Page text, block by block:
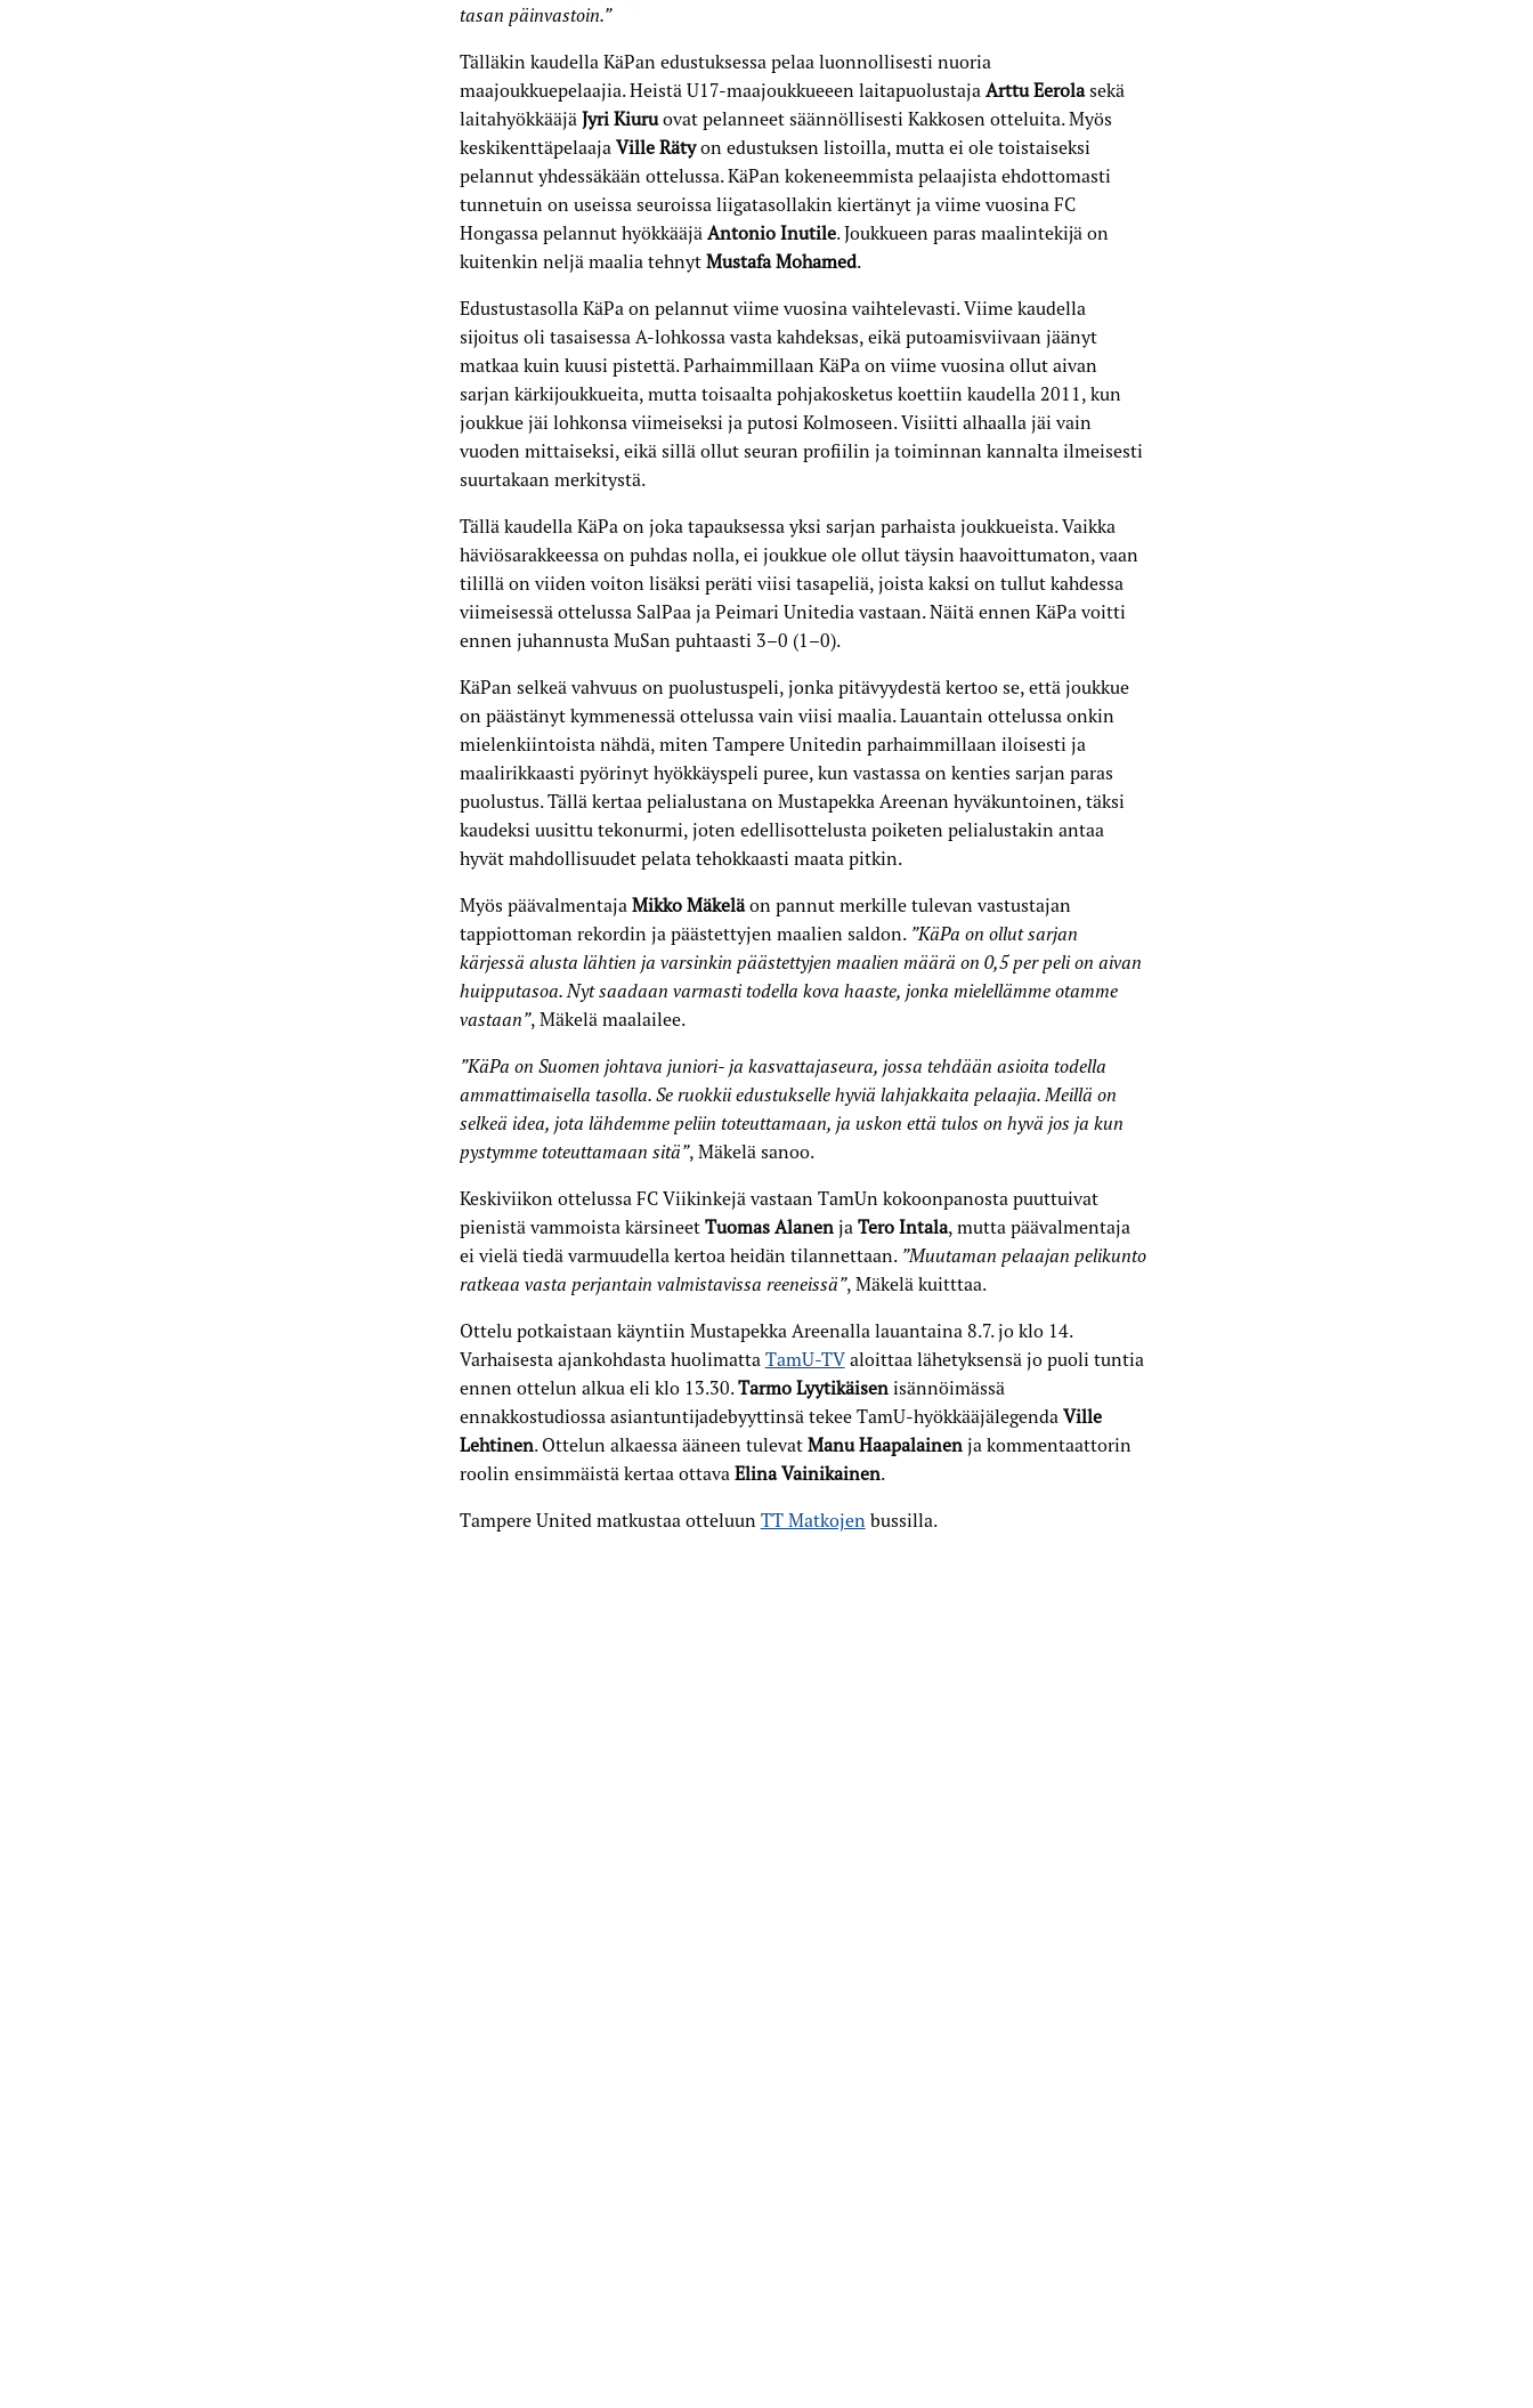
tasan päinvastoin.”
Tälläkin kaudella KäPan edustuksessa pelaa luonnollisesti nuoria
maajoukkuepelaajia. Heistä U17-maajoukkueeen laitapuolustaja Arttu Eerolasekä
laitahyökkääjä Jyri Kiuruovat pelanneet säännöllisesti Kakkosen otteluita. Myös
keskikenttäpelaaja Ville Rätyon edustuksen listoilla, mutta ei ole toistaiseksi
pelannut yhdessäkään ottelussa. KäPan kokeneemmista pelaajista ehdottomasti
tunnetuin on useissa seuroissa liigatasollakin kiertänyt ja viime vuosina FC
Hongassa pelannut hyökkääjä Antonio Inutile. Joukkueen paras maalintekijä on
kuitenkin neljä maalia tehnyt Mustafa Mohamed.
Edustustasolla KäPa on pelannut viime vuosina vaihtelevasti. Viime kaudella
sijoitus oli tasaisessa A-lohkossa vasta kahdeksas, eikä putoamisviivaan jäänyt
matkaa kuin kuusi pistettä. Parhaimmillaan KäPa on viime vuosina ollut aivan
sarjan kärkijoukkueita, mutta toisaalta pohjakosketus koettiin kaudella 2011, kun
joukkue jäi lohkonsa viimeiseksi ja putosi Kolmoseen. Visiitti alhaalla jäi vain
vuoden mittaiseksi, eikä sillä ollut seuran profiilin ja toiminnan kannalta ilmeisesti
suurtakaan merkitystä.
Tällä kaudella KäPa on joka tapauksessa yksi sarjan parhaista joukkueista. Vaikka
häviösarakkeessa on puhdas nolla, ei joukkue ole ollut täysin haavoittumaton, vaan
tilillä on viiden voiton lisäksi peräti viisi tasapeliä, joista kaksi on tullut kahdessa
viimeisessä ottelussa SalPaa ja Peimari Unitedia vastaan. Näitä ennen KäPa voitti
ennen juhannusta MuSan puhtaasti 3–0 (1–0).
KäPan selkeä vahvuus on puolustuspeli, jonka pitävyydestä kertoo se, että joukkue
on päästänyt kymmenessä ottelussa vain viisi maalia. Lauantain ottelussa onkin
mielenkiintoista nähdä, miten Tampere Unitedin parhaimmillaan iloisesti ja
maalirikkaasti pyörinyt hyökkäyspeli puree, kun vastassa on kenties sarjan paras
puolustus. Tällä kertaa pelialustana on Mustapekka Areenan hyväkuntoinen, täksi
kaudeksi uusittu tekonurmi, joten edellisottelusta poiketen pelialustakin antaa
hyvät mahdollisuudet pelata tehokkaasti maata pitkin.
Myös päävalmentaja Mikko Mäkeläon pannut merkille tulevan vastustajan
tappiottoman rekordin ja päästettyjen maalien saldon. ”KäPa on ollut sarjan
kärjessä alusta lähtien ja varsinkin päästettyjen maalien määrä on 0,5 per peli on aivan
huipputasoa. Nyt saadaan varmasti todella kova haaste, jonka mielellämme otamme
vastaan”, Mäkelä maalailee.
”KäPa on Suomen johtava juniori- ja kasvattajaseura, jossa tehdään asioita todella
ammattimaisella tasolla. Se ruokkii edustukselle hyviä lahjakkaita pelaajia. Meillä on
selkeä idea, jota lähdemme peliin toteuttamaan, ja uskon että tulos on hyvä jos ja kun
pystymme toteuttamaan sitä”, Mäkelä sanoo.
Keskiviikon ottelussa FC Viikinkejä vastaan TamUn kokoonpanosta puuttuivat
pienistä vammoista kärsineet Tuomas Alanenja Tero Intala, mutta päävalmentaja
ei vielä tiedä varmuudella kertoa heidän tilannettaan. ”Muutaman pelaajan pelikunto
ratkeaa vasta perjantain valmistavissa reeneissä”, Mäkelä kuitttaa.
Ottelu potkaistaan käyntiin Mustapekka Areenalla lauantaina 8.7. jo klo 14.
Varhaisesta ajankohdasta huolimatta TamU-TValoittaa lähetyksensä jo puoli tuntia
ennen ottelun alkua eli klo 13.30.Tarmo Lyytikäisenisännöimässä
ennakkostudiossa asiantuntijadebyyttinsä tekee TamU-hyökkääjälegenda Ville
Lehtinen. Ottelun alkaessa ääneen tulevat Manu Haapalainenja kommentaattorin
roolin ensimmäistä kertaa ottava Elina Vainikainen.
Tampere United matkustaa otteluun TT Matkojen bussilla.